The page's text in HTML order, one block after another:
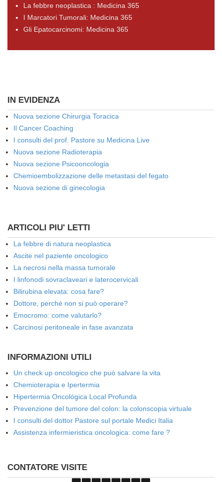
La febbre neoplastica : Medicina 365
I Marcatori Tumorali: Medicina 365
Gli Epatocarcinomi: Medicina 365
IN EVIDENZA
Nuova sezione Chirurgia Toracica
Il Cancer Coaching
I consulti del prof. Pastore su Medicina Live
Nuova sezione Radioterapia
Nuova sezione Psicooncologia
Chemioembolizzazione delle metastasi del fegato
Nuova sezione di ginecologia
ARTICOLI PIU' LETTI
La febbre di natura neoplastica
Ascite nel paziente oncologico
La necrosi nella massa tumorale
I linfonodi sovraclaveari e laterocervicali
Bilirubina elevata: cosa fare?
Dottore, perché non si può operare?
Emocromo: come valutarlo?
Carcinosi peritoneale in fase avanzata
INFORMAZIONI UTILI
Un check up oncologico che può salvare la vita
Chemioterapia e Ipertermia
Hipertermia Oncológica Local Profunda
Prevenzione del tumore del colon: la colonscopia virtuale
I consulti del dottor Pastore sul portale Medici Italia
Assistenza infermieristica oncologica: come fare ?
CONTATORE VISITE